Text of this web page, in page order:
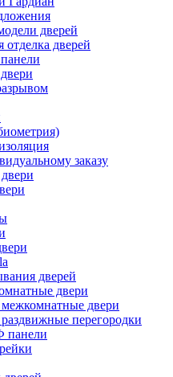
дверей
дверей
заказу
дверей
двери
двери
перегородки
панели